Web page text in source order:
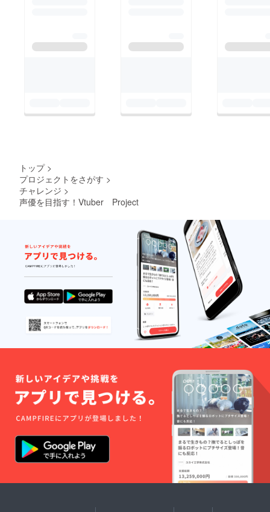
トップ >
プロジェクトをさがす >
チャレンジ >
声優を目指す！Vtuber Project